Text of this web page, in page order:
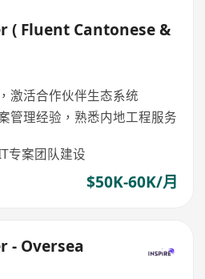
( Fluent Cantonese &
激活合作伙伴生态系统
管理经验，熟悉内地工程服务
专案团队建设
$50K-60K/月
- Oversea